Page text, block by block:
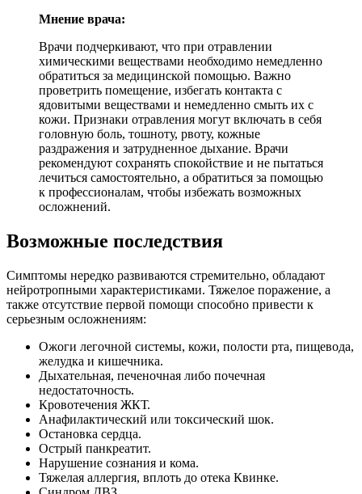
Мнение врача:
Врачи подчеркивают, что при отравлении
химическими веществами необходимо немедленно
обратиться за медицинской помощью. Важно
проветрить помещение, избегать контакта с
ядовитыми веществами и немедленно смыть их с
кожи. Признаки отравления могут включать в себя
головную боль, тошноту, рвоту, кожные
раздражения и затрудненное дыхание. Врачи
рекомендуют сохранять спокойствие и не пытаться
лечиться самостоятельно, а обратиться за помощью
к профессионалам, чтобы избежать возможных
осложнений.
Возможные последствия
Симптомы нередко развиваются стремительно, обладают
нейротропными характеристиками. Тяжелое поражение, а
также отсутствие первой помощи способно привести к
серьезным осложнениям:
Ожоги легочной системы, кожи, полости рта, пищевода,
желудка и кишечника.
Дыхательная, печеночная либо почечная
недостаточность.
Кровотечения ЖКТ.
Анафилактический или токсический шок.
Остановка сердца.
Острый панкреатит.
Нарушение сознания и кома.
Тяжелая аллергия, вплоть до отека Квинке.